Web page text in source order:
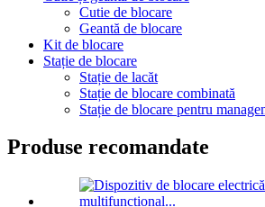
Cutie de blocare
Geantă de blocare
Kit de blocare
Stație de blocare
Stație de lacăt
Stație de blocare combinată
Stație de blocare pentru
Produse recomandate